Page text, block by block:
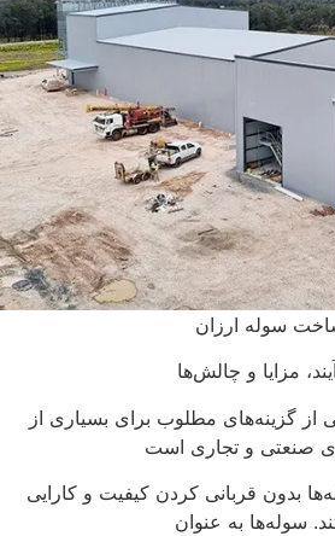
سوله ارزان
مزایا و چالش‌ها
گزینه‌های مطلوب برای بسیاری از
صنعتی و تجاری است
بدون قربانی کردن کیفیت و کارایی
سوله‌ها به عنوان